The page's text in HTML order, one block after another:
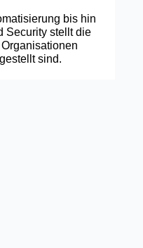
bis hin
Security stellt die
sind.